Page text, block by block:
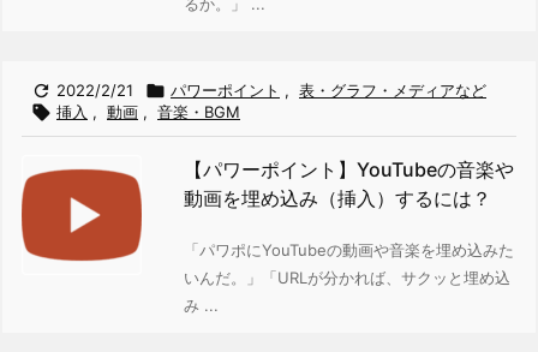
 2022/2/21  パワーポイント , 表・グラフ・メディアなど
 挿入 , 動画 , 音楽・BGM
【パワーポイント】YouTubeの音楽や
動画を埋め込み（挿入）するには？
「パワポにYouTubeの動画や音楽を埋め込みた
いんだ。」
「URLが分かれば、サクッと埋め込
み ...